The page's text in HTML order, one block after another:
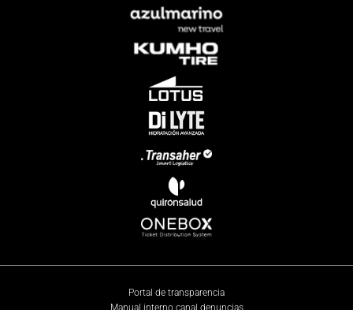
Portal de transparencia
Manual interno canal denuncias